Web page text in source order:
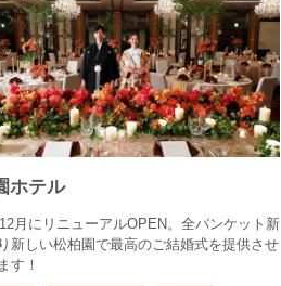
ホテル
月にリニューアルOPEN。全バンケット新
新しい松柏園で最高のご結婚式を提供させ
す！